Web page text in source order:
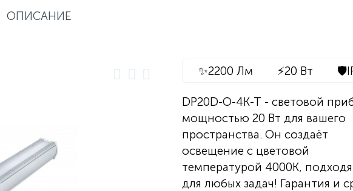
ОПИСАНИЕ
✨2200 Лм ⚡20 Вт 🛡️
DP20D-O-4K-T - световой
мощностью 20 Вт для вашего
пространства. Он создаёт
освещение с цветовой
температурой 4000K,
для любых задач! Гарантия и